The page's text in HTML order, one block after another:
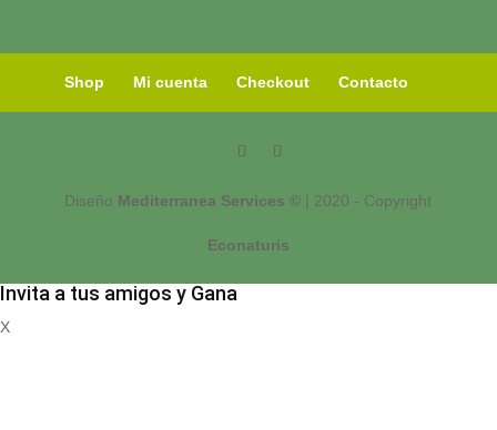
Shop Mi cuenta Checkout Contacto
Diseño Mediterranea Services © | 2020 - Copyright
Econaturis
Invita a tus amigos y Gana
X